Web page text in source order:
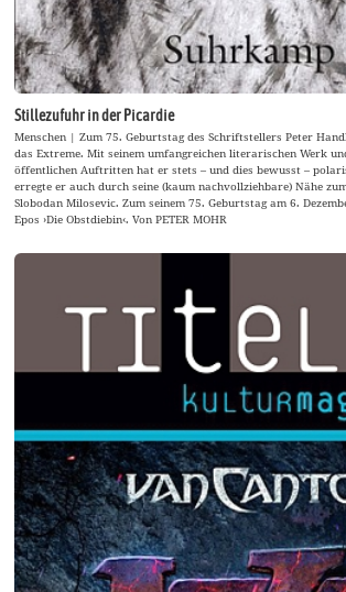
Stillezufuhr in der Picardie
Menschen | Zum 75. Geburtstag des Schriftstellers Peter
das Extreme. Mit seinem umfangreichen literarischen Werk
öffentlichen Auftritten hat er stets – und dies bewusst –
erregte er auch durch seine (kaum nachvollziehbare) Nähe
Slobodan Milosevic. Zum seinem 75. Geburtstag am 6.
Epos ›Die Obstdiebin‹. Von PETER MOHR